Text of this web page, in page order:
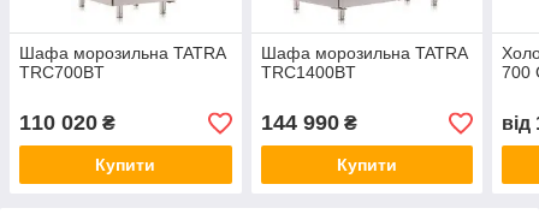
Шафа морозильна TATRA
TRC700BT
110 020 ₴
Купити
Шафа морозильна TATRA
TRC1400BT
144 990₴
Купити
700
від